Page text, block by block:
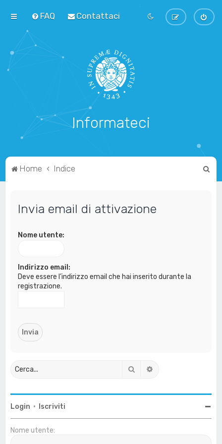
FAQ Contattaci
Informateci
Home Indice
Invia email di attivazione
Nome utente:
Indirizzo email:
Deve essere l’indirizzo email che hai inserito durante la
registrazione.
Cerca
Login • Iscriviti
Nome utente: